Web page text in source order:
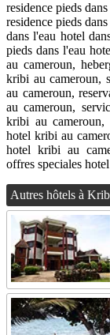
residence pieds
residence pieds
dans l'eau hotel
pieds dans l'eau
au cameroun,
kribi au cameroun,
au cameroun,
au cameroun,
kribi au cameroun,
hotel kribi au
hotel kribi au
offres speciales
Autres hôtels à